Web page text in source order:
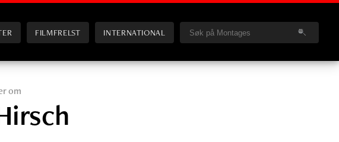
FILMFRELST INTERNATIONAL
om